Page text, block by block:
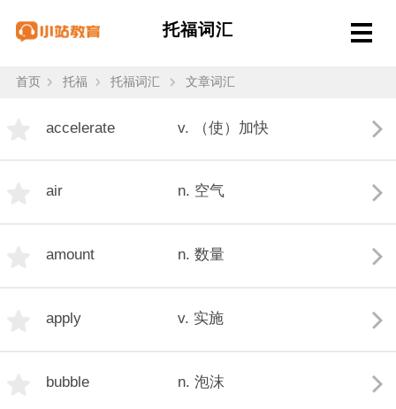
托福词汇
首页 托福 托福词汇 文章词汇
accelerate v. （使）加快
air n. 空气
amount n. 数量
apply v. 实施
bubble n. 泡沫